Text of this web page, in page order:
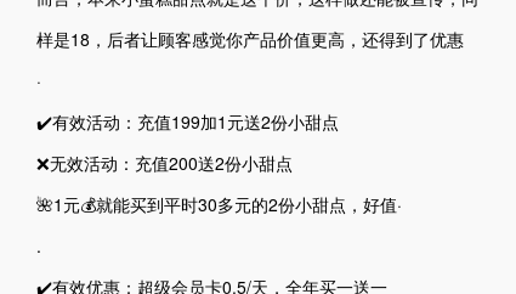
样是18，后者让顾客感觉你产品价值更高，还得到了优惠
·
✔️有效活动：充值199加1元送2份小甜点
❌无效活动：充值200送2份小甜点
🌺1元💰就能买到平时30多元的2份小甜点，好值·
.
✔️有效优惠：超级会员卡0.5/天，全年买一送一